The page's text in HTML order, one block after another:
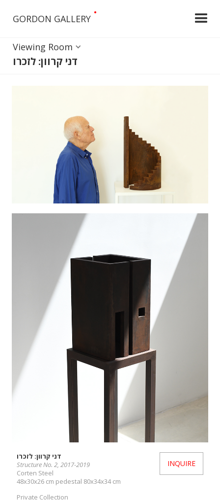
GORDON GALLERY
•
Viewing Room
דני קרוון: לזכרו
דני קרוון: לזכרו
Structure No. 2, 2017-2019
Corten Steel
48x30x26 cm pedestal 80x34x34 cm
Private Collection
INQUIRE